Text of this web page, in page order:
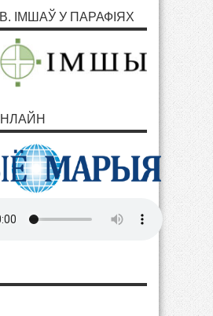
ІМШАЎ У ПАРАФІЯХ